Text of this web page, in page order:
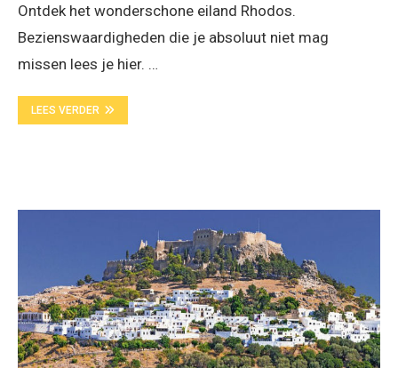
Ontdek het wonderschone eiland Rhodos.
Bezienswaardigheden die je absoluut niet mag
missen lees je hier. …
LEES VERDER